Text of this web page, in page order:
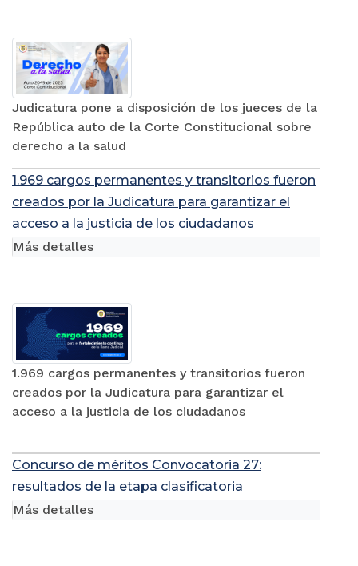
Judicatura pone a disposición de los jueces de la
República auto de la Corte Constitucional sobre
derecho a la salud
1.969 cargos permanentes y transitorios fueron
creados por la Judicatura para garantizar el
acceso a la justicia de los ciudadanos
1.969 cargos permanentes y transitorios fueron
creados por la Judicatura para garantizar el
acceso a la justicia de los ciudadanos
Más detalles
Concurso de méritos Convocatoria 27:
resultados de la etapa clasificatoria
Más detalles